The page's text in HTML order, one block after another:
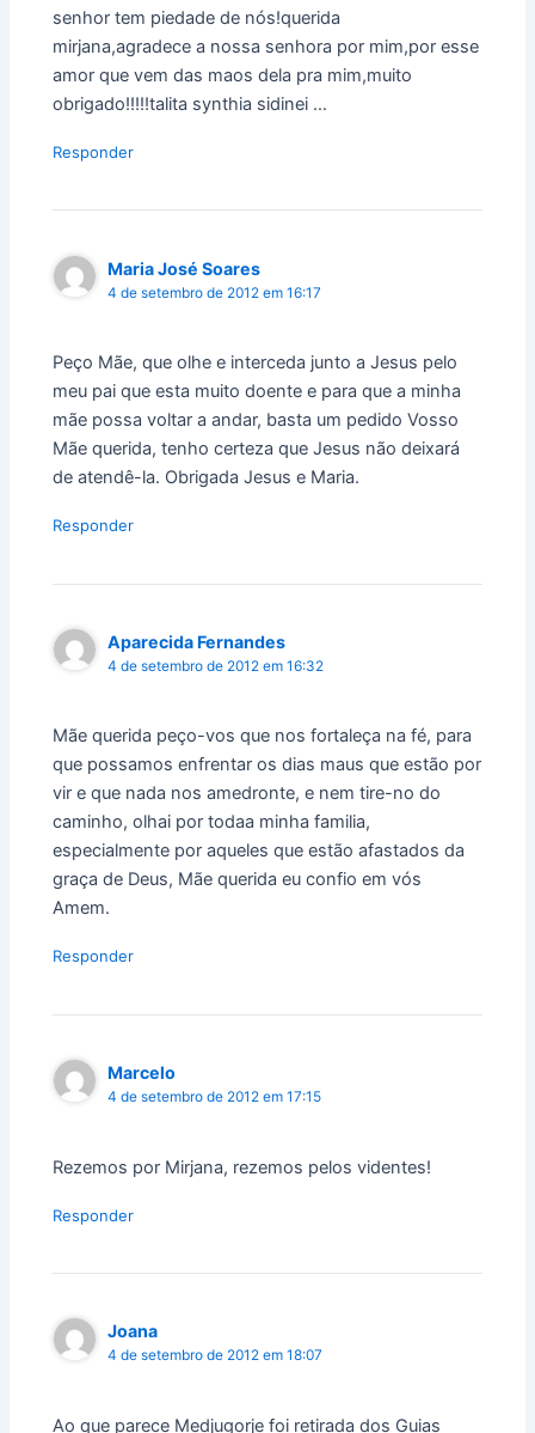
senhor tem piedade de nós!querida
mirjana,agradece a nossa senhora por mim,por esse
amor que vem das maos dela pra mim,muito
obrigado!!!!!talita synthia sidinei …
Responder
Maria José Soares
4 de setembro de 2012 em 16:17
Peço Mãe, que olhe e interceda junto a Jesus pelo
meu pai que esta muito doente e para que a minha
mãe possa voltar a andar, basta um pedido Vosso
Mãe querida, tenho certeza que Jesus não deixará
de atendê-la. Obrigada Jesus e Maria.
Responder
Aparecida Fernandes
4 de setembro de 2012 em 16:32
Mãe querida peço-vos que nos fortaleça na fé, para
que possamos enfrentar os dias maus que estão por
vir e que nada nos amedronte, e nem tire-no do
caminho, olhai por todaa minha familia,
especialmente por aqueles que estão afastados da
graça de Deus, Mãe querida eu confio em vós
Amem.
Responder
Marcelo
4 de setembro de 2012 em 17:15
Rezemos por Mirjana, rezemos pelos videntes!
Responder
Joana
4 de setembro de 2012 em 18:07
Ao que parece Medjugorje foi retirada dos Guias